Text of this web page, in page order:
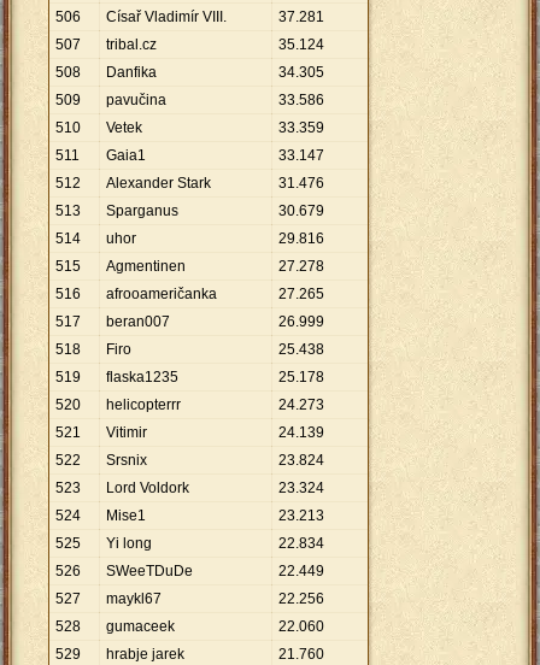
506
Císař Vladimír VIII. 37.281
507
tribal.cz 35.124
508
Danfika 34.305
509
pavučina 33.586
510
Vetek 33.359
511
Gaia1 33.147
512
Alexander Stark 31.476
513
Sparganus 30.679
514
uhor 29.816
515
Agmentinen 27.278
516
afrooameričanka 27.265
517
beran007 26.999
518
Firo 25.438
519
flaska1235 25.178
520
helicopterrr 24.273
521
Vitimir 24.139
522
Srsnix 23.824
523
Lord Voldork 23.324
524
Mise1 23.213
525
Yi long 22.834
526
SWeeTDuDe 22.449
527
maykl67 22.256
528
gumaceek 22.060
529
hrabje jarek 21.760